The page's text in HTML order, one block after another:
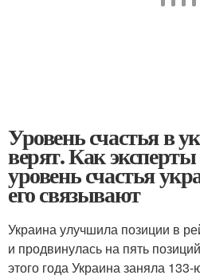
Уровень счастья в
верят. Как
уровень счастья
его связывают
Украина улучшила позиции в
и продвинулась на пять
этого года Украина заняла